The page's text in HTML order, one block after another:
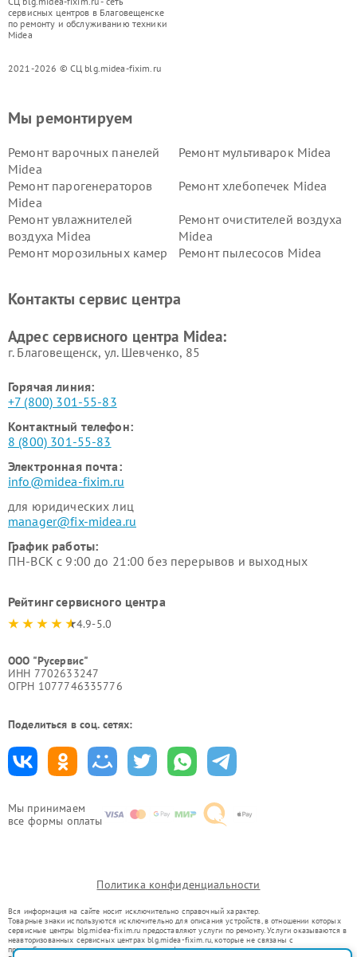
сервисных центров в Благовещенске
по ремонту и обслуживанию техники
Midea
2021-2026 © СЦ blg.midea-fixim.ru
Мы принимаем
все формы оплаты
Мы ремонтируем
Ремонт варочных панелей
Midea
Ремонт мультиварок Midea
Ремонт парогенераторов
Midea
Ремонт хлебопечек Midea
Ремонт увлажнителей
воздуха Midea
Ремонт очистителей воздуха
Midea
Ремонт морозильных камер
Ремонт пылесосов Midea
пылесосов Midea
Midea
Контакты сервис центра
Адрес сервисного центра Midea:
г. Благовещенск, ул. Шевченко, 85
Горячая линия:
+7 (800) 301-55-83
Контактный телефон:
8 (800) 301-55-83
Электронная почта:
info@midea-fixim.ru
для юридических лиц
manager@fix-midea.ru
График работы:
ПН-ВСК с 9:00 до 21:00 без перерывов и выходных
Рейтинг сервисного центра
4.9-5.0
ООО "Русервис"
ИНН 7702633247
ОГРН 1077746335776
Поделиться в соц. сетях:
Политика конфиденциальности
Вся информация на сайте носит исключительно справочный характер.
Товарные знаки используются исключительно для описания устройств, в отношении которых
сервисные центры blg.midea-fixim.ru предоставляют услуги по ремонту. Услуги оказываются в
неавторизованных сервисных центрах blg.midea-fixim.ru, которые не связаны с
правообладателями товарных знаков или их официальными представителями.